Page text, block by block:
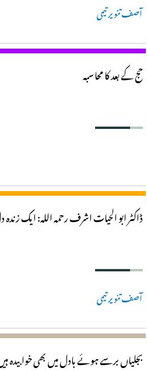
آصف تنویر تیمی
حج کے بعد کا محاسبہ
ڈاکٹر ابو الحیات اشرف ‍‌رحمہ اللہ: ایک زندہ
آصف تنویر تیمی
بجلیاں برسے ہوئے بادل میں بھی خوابیدہ